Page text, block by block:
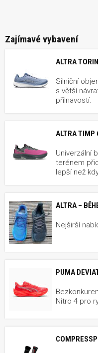
Zajímavé vybavení
ALTRA
Silniční
s větší
přilnavostí.
ALTRA TIMP
Univerzální
terénem
lepší než
ALTRA –
Nejširší
PUMA
Nitro 4 pro